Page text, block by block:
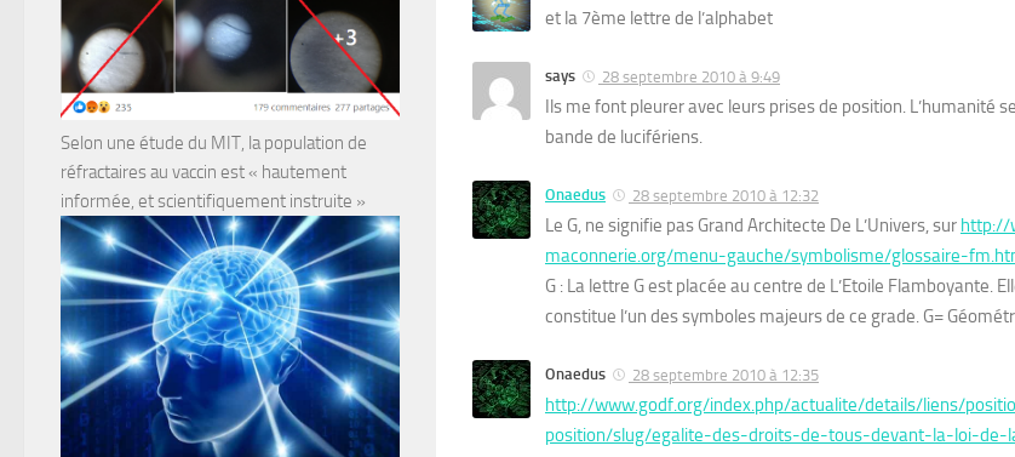
et la 7ème lettre de l’alphabet
says 28 septembre 2010 à 9:49
Ils me font pleurer avec leurs prises de position. L’humanité
bande de lucifériens.
Onaedus 28 septembre 2010 à 12:32
Le G, ne signifie pas Grand Architecte De L’Univers, sur http://
maconnerie.org/menu-gauche/symbolisme/glossaire-
G : La lettre G est placée au centre de L’Etoile Flamboyante.
constitue l’un des symboles majeurs de ce grade. G=
Onaedus 28 septembre 2010 à 12:35
http://www.godf.org/index.php/actualite/details/liens/
position/slug/egalite-des-droits-de-tous-devant-la-loi-de-
Selon une étude du MIT, la population de
réfractaires au vaccin est « hautement
informée, et scientifiquement instruite »